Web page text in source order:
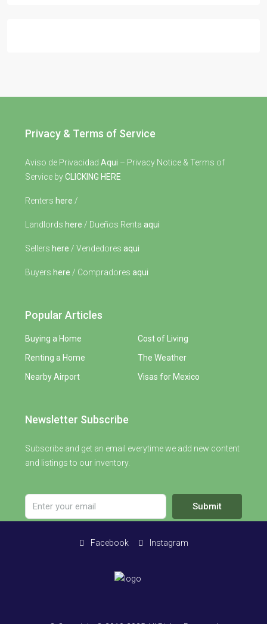
Privacy & Terms of Service
Aviso de Privacidad Aqui – Privacy Notice & Terms of
Service byCLICKING HERE
Renters here /
Landlords here / Dueños Renta aqui
Sellers here / Vendedores aqui
Buyers here / Compradores aqui
Popular Articles
Buying a Home
Renting a Home
Nearby Airport
Cost of Living
The Weather
Visas for Mexico
Newsletter Subscribe
Subscribe and get an email everytime we add new content
and listings to our inventory.
Submit
Facebook Instagram